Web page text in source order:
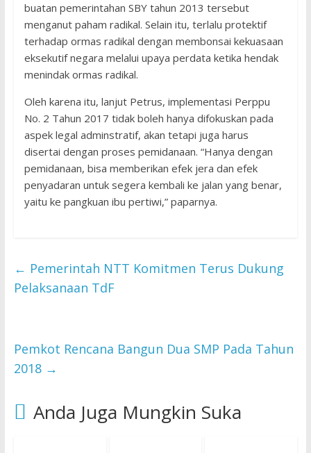
buatan pemerintahan SBY tahun 2013 tersebut
menganut paham radikal. Selain itu, terlalu protektif
terhadap ormas radikal dengan membonsai kekuasaan
eksekutif negara melalui upaya perdata ketika hendak
menindak ormas radikal.
Oleh karena itu, lanjut Petrus, implementasi Perppu
No. 2 Tahun 2017 tidak boleh hanya difokuskan pada
aspek legal adminstratif, akan tetapi juga harus
disertai dengan proses pemidanaan. “Hanya dengan
pemidanaan, bisa memberikan efek jera dan efek
penyadaran untuk segera kembali ke jalan yang benar,
yaitu ke pangkuan ibu pertiwi,” paparnya.
← Pemerintah NTT Komitmen Terus Dukung
Pelaksanaan TdF
Pemkot Rencana Bangun Dua SMP Pada Tahun
2018 →
Anda Juga Mungkin Suka